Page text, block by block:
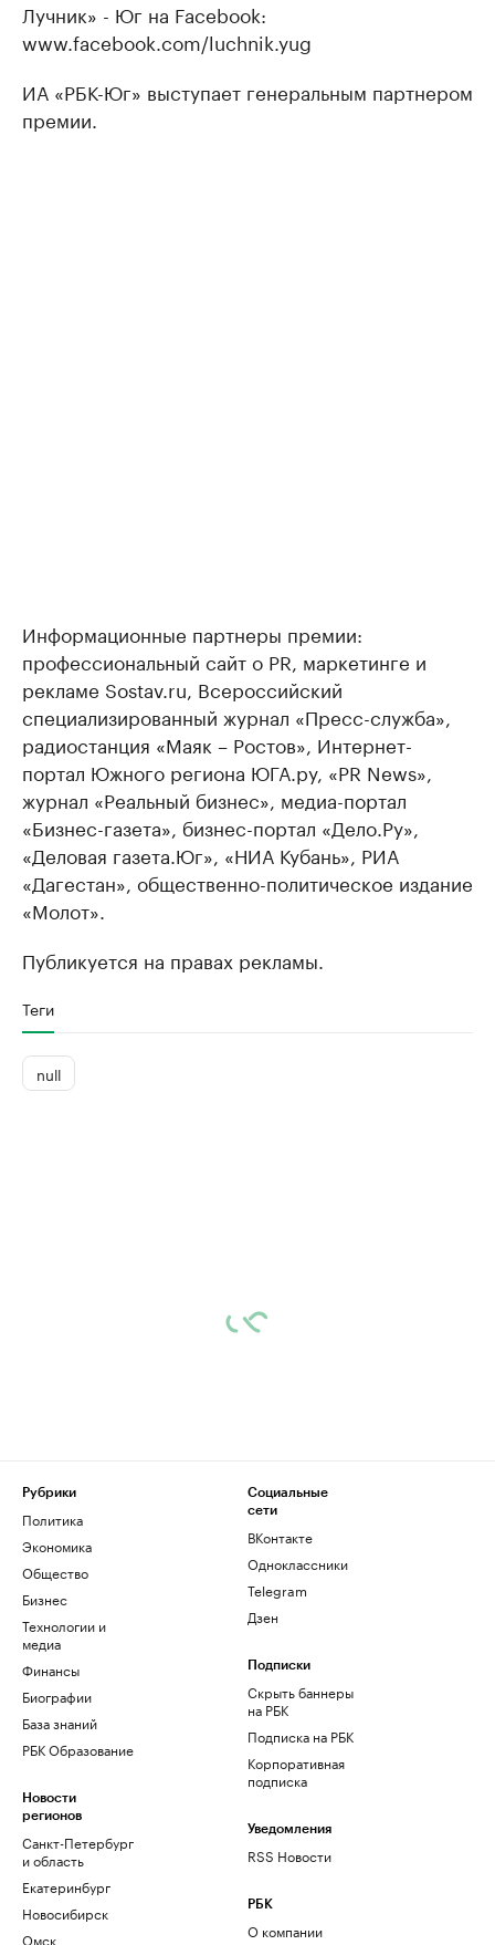
Лучник» - Юг на Facebook:
www.facebook.com/luchnik.yug
ИА «РБК-Юг» выступает генеральным партнером
премии.
Информационные партнеры премии:
профессиональный сайт о PR, маркетинге и
рекламе Sostav.ru, Всероссийский
специализированный журнал «Пресс-служба»,
радиостанция «Маяк – Ростов», Интернет-
портал Южного региона ЮГА.ру, «PR News»,
журнал «Реальный бизнес», медиа-портал
«Бизнес-газета», бизнес-портал «Дело.Ру»,
«Деловая газета.Юг», «НИА Кубань», РИА
«Дагестан», общественно-политическое издание
«Молот».
Публикуется на правах рекламы.
Теги
null
Рубрики
Политика
Экономика
Общество
Бизнес
Технологии и
медиа
Финансы
Биографии
База знаний
РБК Образование
Новости
регионов
Санкт-Петербург
и область
Екатеринбург
Новосибирск
Омск
Социальные
сети
ВКонтакте
Одноклассники
Telegram
Дзен
Подписки
Скрыть баннеры
на РБК
Подписка на РБК
Корпоративная
подписка
Уведомления
RSS Новости
РБК
О компании